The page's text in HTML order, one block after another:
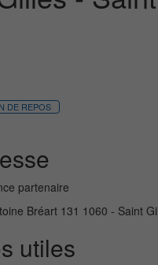
DE REPOS
partenaire
Bréart 131 1060 - Saint
utiles